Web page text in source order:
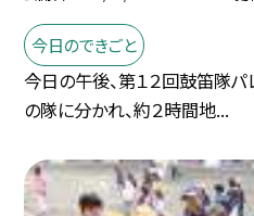
今日のできごと
今日の午後、第１２回鼓笛隊パ
の隊に分かれ、約２時間地...